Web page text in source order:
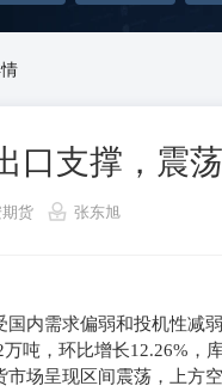
口支撑，震
货 张东旭
内需求偏弱和投机性减
吨，环比增长12.26%
场呈现区间震荡，上方